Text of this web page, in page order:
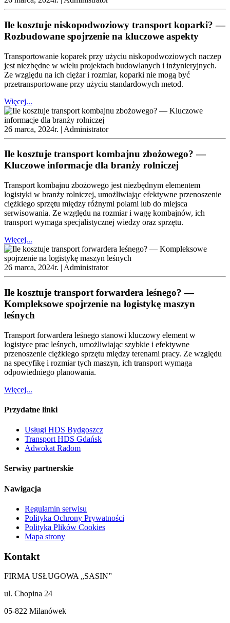
Ile kosztuje niskopodwoziowy transport koparki? —
Rozbudowane spojrzenie na kluczowe aspekty
Transportowanie koparek przy użyciu niskopodwoziowych naczep
jest niezbędne w wielu projektach budowlanych i inżynieryjnych.
Ze względu na ich ciężar i rozmiar, koparki nie mogą być
przetransportowane przy użyciu standardowych metod.
Więcej...
26 marca, 2024r. | Administrator
Ile kosztuje transport kombajnu zbożowego? —
Kluczowe informacje dla branży rolniczej
Transport kombajnu zbożowego jest niezbędnym elementem
logistyki w branży rolniczej, umożliwiając efektywne przenoszenie
ciężkiego sprzętu między różnymi polami lub do miejsca
serwisowania. Ze względu na rozmiar i wagę kombajnów, ich
transport wymaga specjalistycznej wiedzy oraz sprzętu.
Więcej...
26 marca, 2024r. | Administrator
Ile kosztuje transport forwardera leśnego? —
Kompleksowe spojrzenie na logistykę maszyn
leśnych
Transport forwardera leśnego stanowi kluczowy element w
logistyce prac leśnych, umożliwiając szybkie i efektywne
przenoszenie ciężkiego sprzętu między terenami pracy. Ze względu
na specyfikę i rozmiar tych maszyn, ich transport wymaga
odpowiedniego planowania.
Więcej...
Przydatne linki
Usługi HDS Bydgoszcz
Transport HDS Gdańsk
Adwokat Radom
Serwisy partnerskie
Nawigacja
Regulamin serwisu
Polityka Ochrony Prywatności
Polityka Plików Cookies
Mapa strony
Kontakt
FIRMA USŁUGOWA „SASIN”
ul. Chopina 24
05-822 Milanówek